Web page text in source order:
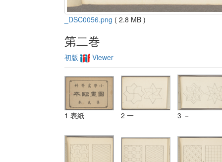
_DSC0056.png ( 2.8 MB )
第二巻
初版 Viewer
1 表紙 2 一 3 －